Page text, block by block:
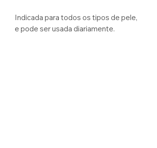
Indicada para todos os tipos de pele,
e pode ser usada diariamente.